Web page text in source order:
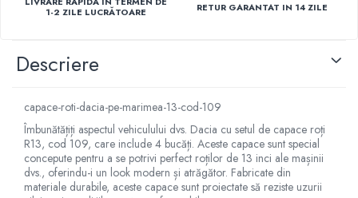
Capace r15 BMW
Capace r15 Citroen
Capace r15 Dacia
Capace r15 Daewo
Capace r15 Ford
Capace r15 Hyundai
1-2 ZILE LUCRĂTOARE
RETUR GARANTAT IN 14 ZILE
Descriere
capace-roti-dacia-pe-marimea-13-cod-109
Îmbunătățiți aspectul vehiculului dvs. Dacia cu setul de capace roți
R13, cod 109, care include 4 bucăți. Aceste capace sunt special
concepute pentru a se potrivi perfect roților de 13 inci ale mașinii
dvs., oferindu-i un look modern și atrăgător. Fabricate din
materiale durabile, aceste capace sunt proiectate să reziste uzurii